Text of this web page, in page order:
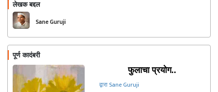
लेखक बद्दल
Sane Guruji
पूर्ण कादंबरी
फुलाचा प्रयोग..
द्वारा Sane Guruji